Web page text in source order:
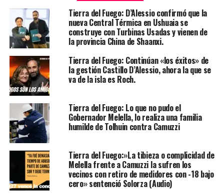
Tierra del Fuego: D’Alessio confirmó que la
nueva Central Térmica en Ushuaia se
construye con Turbinas Usadas y vienen de
la provincia China de Shaanxi.
Tierra del Fuego: Continúan «los éxitos» de
la gestión Castillo D’Alessio, ahora la que se
va de la isla es Roch.
Tierra del Fuego: Lo que no pudo el
Gobernador Melella, lo realiza una familia
humilde de Tolhuin contra Camuzzi
Tierra del Fuego:»La tibieza o complicidad de
Melella frente a Camuzzi la sufren los
vecinos con retiro de medidores con -18 bajo
cero» sentenció Solorza (Audio)